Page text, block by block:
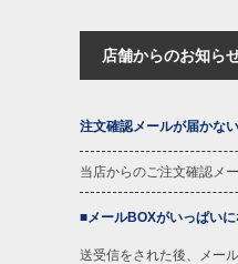
店舗からのお知ら
注文確認メールが届かな
当店からのご注文確認メ
■メールBOXがいっぱいに
送受信をされた後、メー